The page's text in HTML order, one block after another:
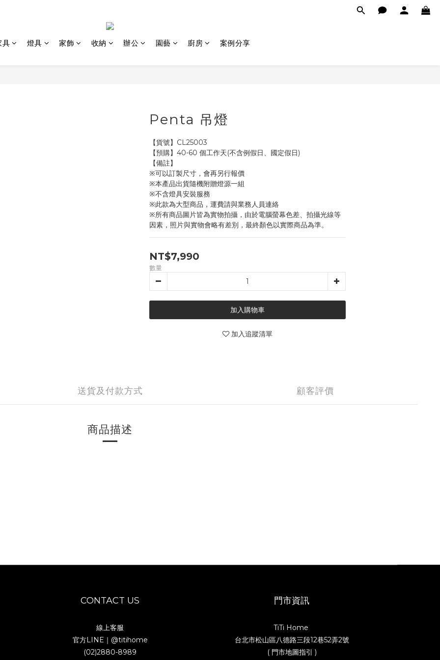
具 燈具 家飾 收納 辦公 園藝 廚房 案例分享
Penta 吊燈
【貨號】CL25003
【預購】40-60 個工作天(不含例假日、國定假日)
【備註】
※可以訂製尺寸，會再另行報價
※本產品出貨隨機附贈燈源一組
※不含燈具安裝服務
※此款為大型商品，運費請與業務人員連絡
※所有商品圖片皆為實物拍攝，由於電腦螢幕色差、拍攝光線等
因素，照片與實物會略有差別，最終顏色以實際商品為準。
NT$7,990
數量
加入購物車
加入追蹤清單
送貨及付款方式 顧客評價
商品描述
CONTACT US
線上客服
官方LINE｜ @titihome
(02)2880-8989
門市資訊
TiTi Home
台北市松山區八德路三段12巷52弄2號
( 門市地圖指引 )